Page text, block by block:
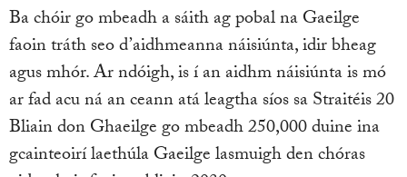
Ba chóir go mbeadh a sáith ag pobal na Gaeilge
faoin tráth seo d’aidhmeanna náisiúnta, idir bheag
agus mhór. Ar ndóigh, is í an aidhm náisiúnta is mó
ar fad acu ná an ceann atá leagtha síos sa Straitéis 20
Bliain don Ghaeilge go mbeadh 250,000 duine ina
gcainteoirí laethúla Gaeilge lasmuigh den chóras